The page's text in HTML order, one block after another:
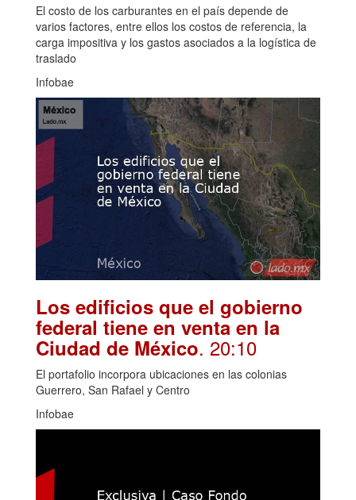
El costo de los carburantes en el país depende de
varios factores, entre ellos los costos de referencia, la
carga impositiva y los gastos asociados a la logística de
traslado
Infobae
Los edificios que el gobierno
federal tiene en venta en la
Ciudad de México. 20:10
El portafolio incorpora ubicaciones en las colonias
Guerrero, San Rafael y Centro
Infobae